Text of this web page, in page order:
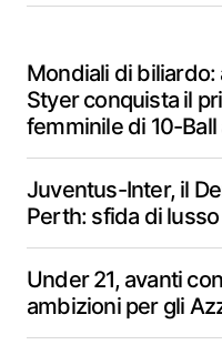
Mondiali di biliardo:
Styer conquista il
femminile di 10-
Juventus-Inter, il
Perth: sfida di
Under 21, avanti
ambizioni per gli